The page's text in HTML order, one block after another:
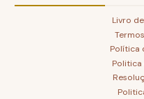
Livro
Política